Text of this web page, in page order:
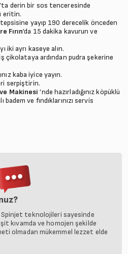
’ta derin bir sos tenceresinde
eritin.
tepsisine yayıp 190 derecelik önceden
Fırın’da 15 dakika kavurun ve
iki ayrı kaseye alın.
çikolataya ardından pudra şekerine
kaba iyice yayın.
serpiştirin.
Makinesi ’nde hazırladığınız köpüklü
ve fındıklarınızı servis
teknolojileri sayesinde
kıvamda ve homojen şekilde
olmadan mükemmel lezzet elde